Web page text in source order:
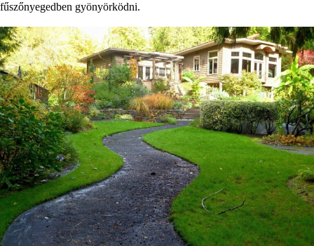
fűszőnyegedben gyönyörködni.